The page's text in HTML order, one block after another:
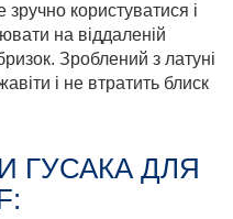
користуватися і
на віддаленій
Зроблений з латуні
і не втратить блиск
ГУСАКА ДЛЯ